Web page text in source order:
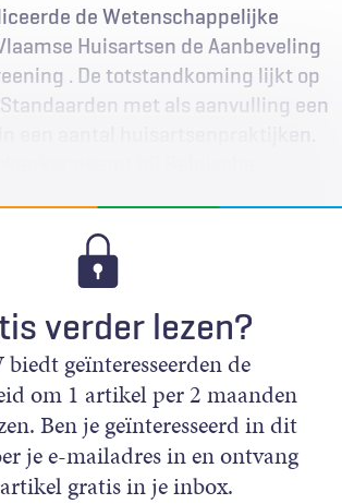
de Wetenschappelijke
Huisartsen de Aanbeveling
. De totstandkoming lijkt op
met als aanvulling een
een aantal huisartsenpraktijken.
neemt bij Belgische…
verder lezen?
geïnteresseerden de
om 1 artikel per 2 maanden
Ben je geïnteresseerd in dit
je e-mailadres in en ontvang
gratis in je inbox.